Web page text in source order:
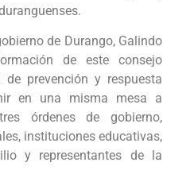
de Durango, Galindo
de este consejo
prevención y respuesta
en una misma mesa a
órdenes de gobierno,
instituciones educativas,
y representantes de la